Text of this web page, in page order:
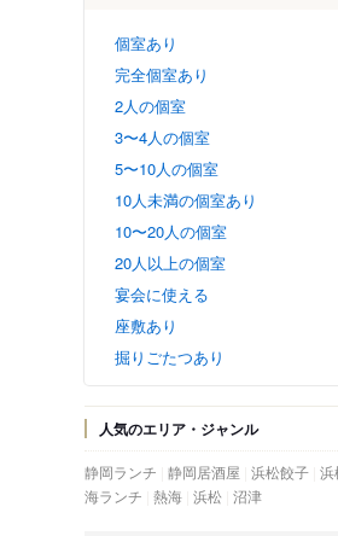
個室あり
完全個室あり
2人の個室
3〜4人の個室
5〜10人の個室
10人未満の個室あり
10〜20人の個室
20人以上の個室
宴会に使える
座敷あり
掘りごたつあり
人気のエリア・ジャンル
静岡ランチ 静岡居酒屋 浜松餃子 浜
海ランチ 熱海 浜松 沼津